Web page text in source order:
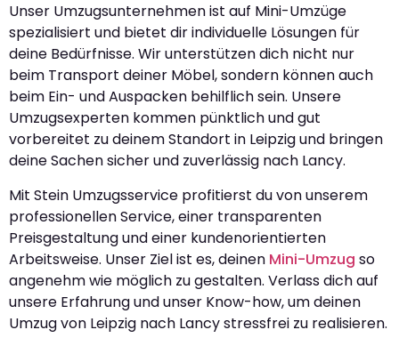
Unser Umzugsunternehmen ist auf Mini-Umzüge
spezialisiert und bietet dir individuelle Lösungen für
deine Bedürfnisse. Wir unterstützen dich nicht nur
beim Transport deiner Möbel, sondern können auch
beim Ein- und Auspacken behilflich sein. Unsere
Umzugsexperten kommen pünktlich und gut
vorbereitet zu deinem Standort in Leipzig und bringen
deine Sachen sicher und zuverlässig nach Lancy.
Mit Stein Umzugsservice profitierst du von unserem
professionellen Service, einer transparenten
Preisgestaltung und einer kundenorientierten
Arbeitsweise. Unser Ziel ist es, deinen Mini-Umzug so
angenehm wie möglich zu gestalten. Verlass dich auf
unsere Erfahrung und unser Know-how, um deinen
Umzug von Leipzig nach Lancy stressfrei zu realisieren.